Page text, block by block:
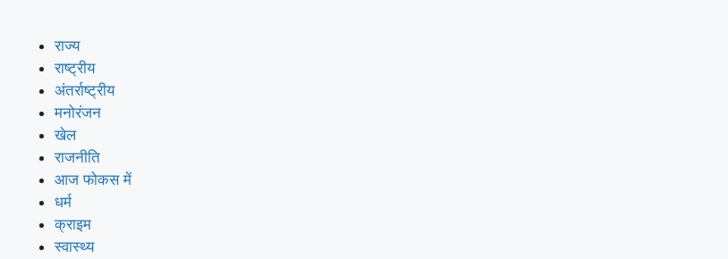
राज्य
राष्ट्रीय
अंतर्राष्ट्रीय
मनोरंजन
खेल
राजनीति
आज फोकस में
धर्म
क्राइम
स्वास्थ्य